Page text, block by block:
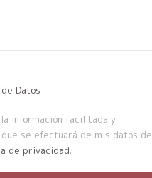
Datos
información facilitada y
se efectuará de mis datos de
de privacidad.